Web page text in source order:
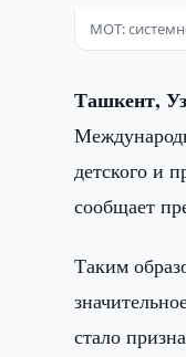
МОТ:
Ташкент,
детского и
сообщает
Таким
стало